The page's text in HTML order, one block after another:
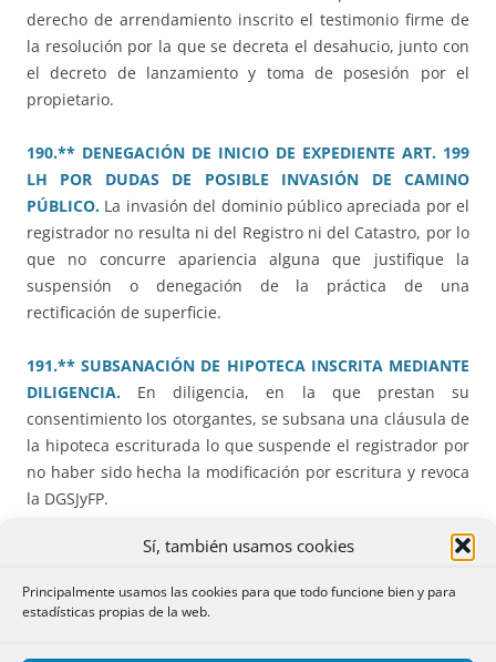
Sí, también usamos cookies
Principalmente usamos las cookies para que todo funcione bien y para
estadísticas propias de la web.
derecho de arrendamiento inscrito el testimonio firme de
la resolución por la que se decreta el desahucio, junto con
el decreto de lanzamiento y toma de posesión por el
propietario.
190.** DENEGACIÓN DE INICIO DE EXPEDIENTE ART. 199
LH POR DUDAS DE POSIBLE INVASIÓN DE CAMINO
PÚBLICO. La invasión del dominio público apreciada por el
registrador no resulta ni del Registro ni del Catastro, por lo
que no concurre apariencia alguna que justifique la
suspensión o denegación de la práctica de una
rectificación de superficie.
191.** SUBSANACIÓN DE HIPOTECA INSCRITA MEDIANTE
DILIGENCIA.
En diligencia, en la que prestan su
consentimiento los otorgantes, se subsana una cláusula de
la hipoteca escriturada lo que suspende el registrador por
no haber sido hecha la modificación por escritura y revoca
la DGSJyFP.
192.* INSCRIPCIÓN DE REPRESENTACIÓN GRÁFICA
Aun no estando el dominio público deslindado o inscrito, si